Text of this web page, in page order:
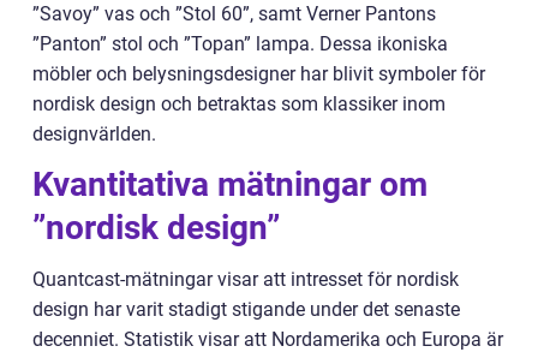
”Savoy” vas och ”Stol 60”, samt Verner Pantons
”Panton” stol och ”Topan” lampa. Dessa ikoniska
möbler och belysningsdesigner har blivit symboler för
nordisk design och betraktas som klassiker inom
designvärlden.
Kvantitativa mätningar om
”nordisk design”
Quantcast-mätningar visar att intresset för nordisk
design har varit stadigt stigande under det senaste
decenniet. Statistik visar att Nordamerika och Europa är